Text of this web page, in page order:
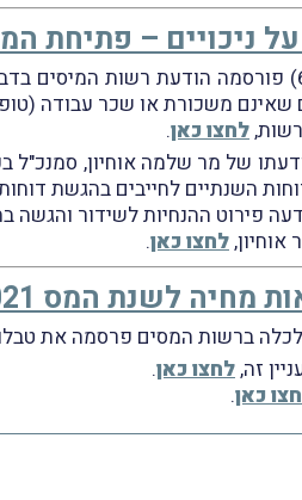
ניכויים – פתיחת
משכורת או שכר עבודה (טופס 856) לשנת
לחצו כאן.
של מר שלמה אוחיון, סמנכ"ל
בהגשת דוחות 126 ו-856 לשנת-המס 2023 עד ליום
פירוט ההנחיות לשידור והגשה
לחצו כאן.
מחיה לשנת המס 2021
ברשות המסים פרסמה את טבלות
זה,לחצו כאן.
כאן.